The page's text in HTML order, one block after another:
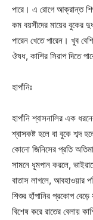
পারে। এ রোগে আক্রান্ত
কম বয়সীদের মায়ের বুকের
পারেন খেতে পারেন। খুব
ঔষধ, কাশির সিরাপ দিতে
হাপাঁনিঃ
হাপাঁনি শ্বাসনালির এক
শ্বাসকষ্ট হলে বা বুকে শব্দ
কোনো জিনিসের প্রতি
সামনে ধূমপান করলে,
বাতাস লাগলে, আবহাওয়ার
শিশুর হাঁপানির প্রকোপ
বিশেষ করে রাতের বেলায়